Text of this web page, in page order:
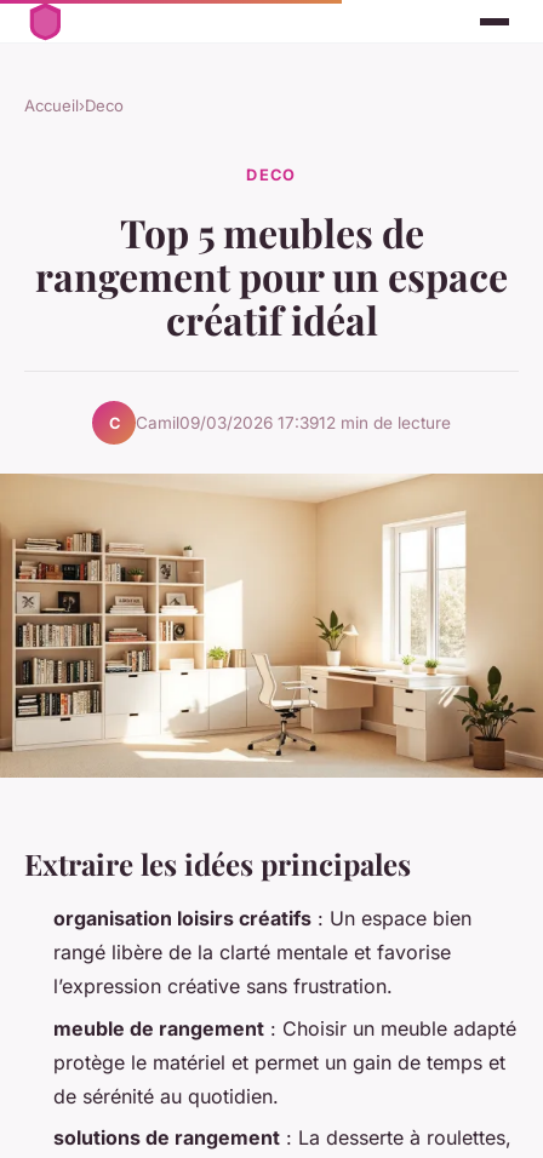
Accueil›Deco
DECO
Top 5 meubles de
rangement pour un espace
créatif idéal
C Camil09/03/2026 17:3912 min de lecture
Extraire les idées principales
organisation loisirs créatifs : Un espace bien
rangé libère de la clarté mentale et favorise
l’expression créative sans frustration.
meuble de rangement : Choisir un meuble adapté
protège le matériel et permet un gain de temps et
de sérénité au quotidien.
solutions de rangement : La desserte à roulettes,